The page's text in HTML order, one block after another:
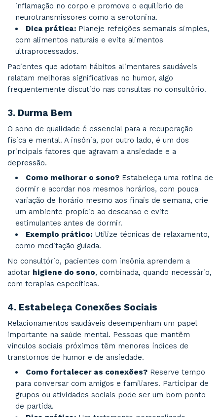
Dica prática:
No consultório, Dr. Túlio
orienta pacientes a incorporar exercícios como
complemento aos tratamentos psiquiátricos,
especialmente para transtornos de humor.
2.Priorize uma Alimentação
mediterrânea
e gorduras saudáveis, está diretamente ligada
mental.
Por que funciona?
inflamação no corpo e promove o equilíbrio
neurotransmissores como a serotonina.
Dica prática: Planeje refeições
com alimentos naturais e evite alimentos
ultraprocessados.
Pacientes que adotam hábitos alimentares
relatam melhoras significativas no humor, algo
frequentemente discutido nas consultas no
3.Durma Bem
O sono de qualidade é essencial para a
física e mental. A insônia, por outro lado, é um
principais fatores que agravam a ansiedade e a
depressão.
Como melhorar o sono?Estabeleça
dormir e acordar nos mesmos horários, com